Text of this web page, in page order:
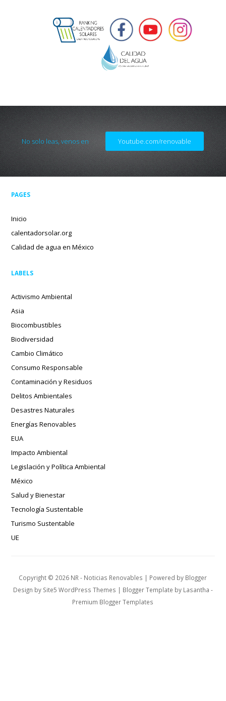
No solo leas, venos en Youtube.com/renovable
PAGES
Inicio
calentadorsolar.org
Calidad de agua en México
LABELS
Activismo Ambiental
Asia
Biocombustibles
Biodiversidad
Cambio Climático
Consumo Responsable
Contaminación y Residuos
Delitos Ambientales
Desastres Naturales
Energías Renovables
EUA
Impacto Ambiental
Legislación y Política Ambiental
México
Salud y Bienestar
Tecnología Sustentable
Turismo Sustentable
UE
Copyright © 2026 NR - Noticias Renovables | Powered by Blogger
Design by Site5 WordPress Themes | Blogger Template by Lasantha -
Premium Blogger Templates